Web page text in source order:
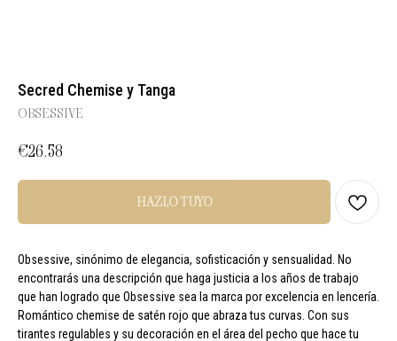
Secred Chemise y Tanga
OBSESSIVE
€26.58
HAZLO TUYO
Obsessive, sinónimo de elegancia, sofisticación y sensualidad. No
encontrarás una descripción que haga justicia a los años de trabajo
que han logrado que Obsessive sea la marca por excelencia en lencería.
Romántico chemise de satén rojo que abraza tus curvas. Con sus
tirantes regulables y su decoración en el área del pecho que hace tu